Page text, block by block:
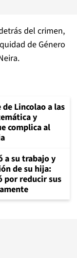
del crimen,
de Género
de Lincolao a las
y
complica al
a su trabajo y
de su hija:
por reducir sus